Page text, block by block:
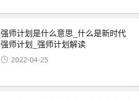
强师计划是什么意思_什么是新时代
强师计划_强师计划解读
2022-04-25